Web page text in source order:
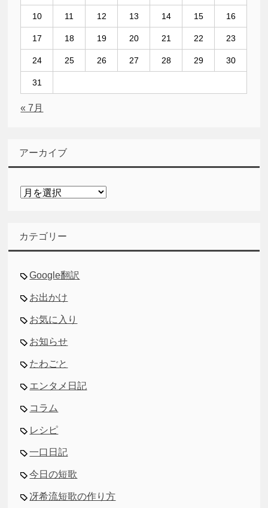
10 11 12 13 14 15 16
17 18 19 20 21 22 23
24 25 26 27 28 29 30
31
« 7月
アーカイブ
ア
ブ
カテゴリー
Google翻訳
お出かけ
お気に入り
お知らせ
たわごと
エンタメ日記
コラム
レシピ
一口日記
今日の短歌
冴希流短歌の作り方